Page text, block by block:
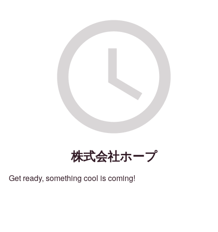
株式会社ホープ
Get ready, something cool is coming!